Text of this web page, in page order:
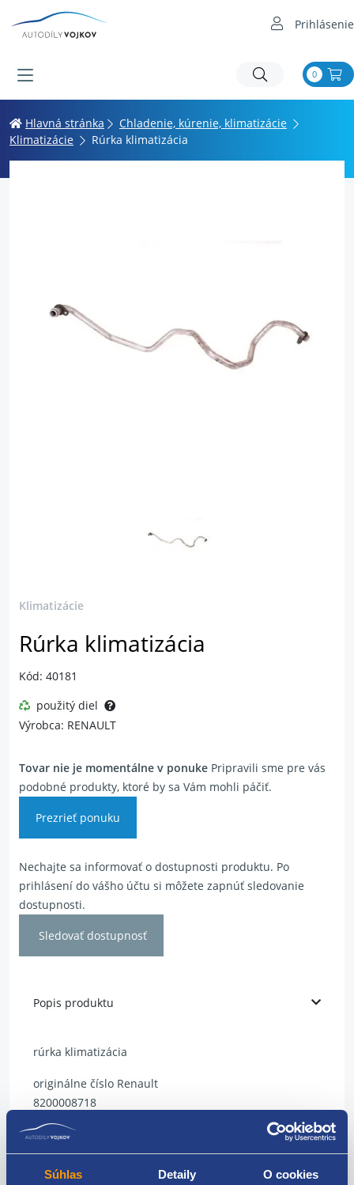
Súhlas Detaily O cookies
Prihlásenie
0
Hlavná stránka
Chladenie, kúrenie, klimatizácie
Klimatizácie
Rúrka klimatizácia
Klimatizácie
Rúrka klimatizácia
Kód: 40181
použitý diel
Výrobca: RENAULT
Tovar nie je momentálne v ponuke Pripravili sme pre vás
podobné produkty, ktoré by sa Vám mohli páčiť.
Prezrieť ponuku
Nechajte sa informovať o dostupnosti produktu. Po
prihlásení do vášho účtu si môžete zapnúť sledovanie
dostupnosti.
Sledovať dostupnosť
Popis produktu
rúrka klimatizácia
originálne číslo Renault
8200008718
8200067229